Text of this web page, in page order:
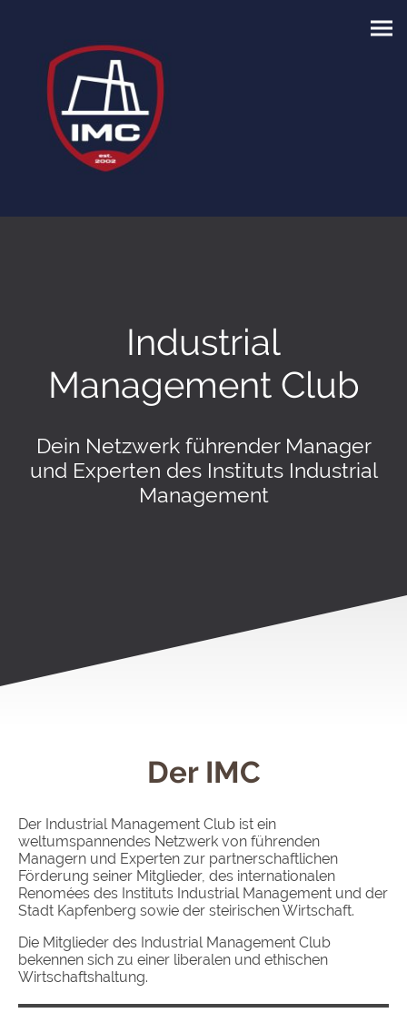
Industrial
Management Club
Dein Netzwerk führender Manager
und Experten des Instituts Industrial
Management
Der IMC
Der Industrial Management Club ist ein
weltumspannendes Netzwerk von führenden
Managern und Experten zur partnerschaftlichen
Förderung seiner Mitglieder, des internationalen
Renomées des Instituts Industrial Management und der
Stadt Kapfenberg sowie der steirischen Wirtschaft.
Die Mitglieder des Industrial Management Club
bekennen sich zu einer liberalen und ethischen
Wirtschaftshaltung.